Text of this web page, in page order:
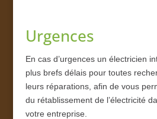
Urgences
En cas d’urgences un électricien
plus brefs délais pour toutes
leurs réparations, afin de vous
du rétablissement de l’électricité
votre entreprise.